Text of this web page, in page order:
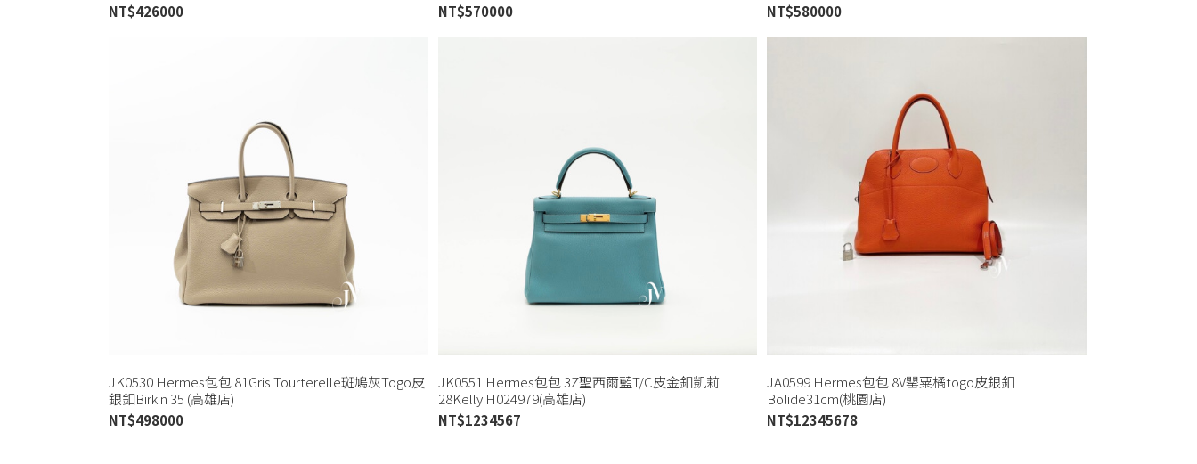
NT$426000
NT$570000
NT$580000
JK0530 Hermes包包 81Gris Tourterelle斑鳩灰Togo皮
銀釦Birkin 35 (高雄店)
NT$498000
JK0551 Hermes包包 3Z聖西爾藍T/C皮金釦凱莉
28Kelly H024979(高雄店)
NT$1234567
JA0599 Hermes包包 8V罌粟橘togo皮銀釦
Bolide31cm(桃園店)
NT$12345678